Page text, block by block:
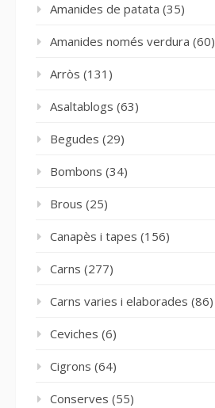
Amanides de patata (35)
Amanides només verdura (60)
Arròs (131)
Asaltablogs (63)
Begudes (29)
Bombons (34)
Brous (25)
Canapès i tapes (156)
Carns (277)
Carns varies i elaborades (86)
Ceviches (6)
Cigrons (64)
Conserves (55)